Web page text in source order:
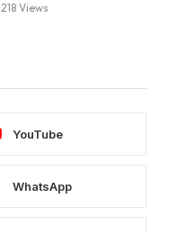
218 Views
YouTube
WhatsApp